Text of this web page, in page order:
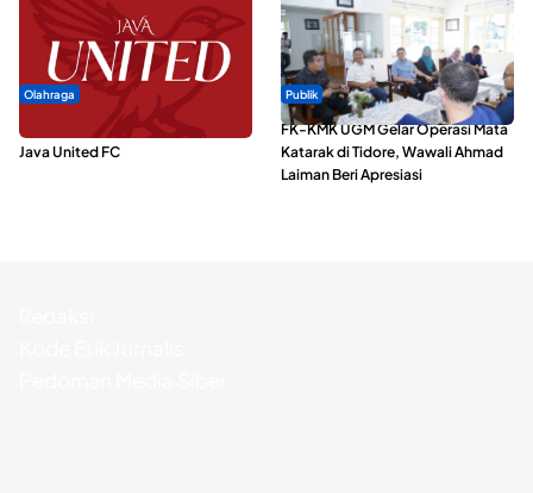
Olahraga
Dari Malut United Berubah Jadi
Java United FC
Publik
FK-KMK UGM Gelar Operasi Mata
Katarak di Tidore, Wawali Ahmad
Laiman Beri Apresiasi